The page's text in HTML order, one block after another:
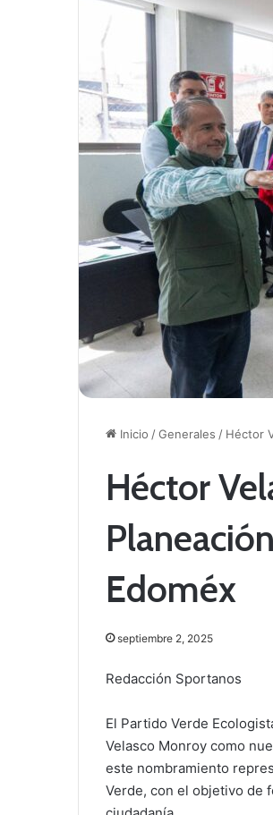
Inicio /Generales / Héctor
Héctor
Edoméx
septiembre 2, 2025
Redacción Sportanos
El Partido Verde
Velasco Monroy como
este nombramiento
Verde, con el objetivo de